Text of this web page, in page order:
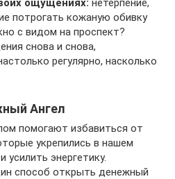
ощущениях: нетерпение,
потрогать кожаную обивку
с видом на проспект?
снова и снова,
регулярно, насколько
Ангел
помогают избавиться от
укрепились в нашем
усилить энергетику.
способ открыть денежный